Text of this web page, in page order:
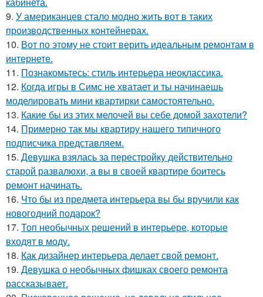
9. У американцев стало модно жить вот в таких
производственных контейнерах.
10. Вот по этому не стоит верить идеальным ремонтам в
интернете.
11. Познакомьтесь: стиль интерьера неоклассика.
12. Когда игры в Симс не хватает и ты начинаешь
моделировать мини квартирки самостоятельно.
13. Какие бы из этих мелочей вы себе домой захотели?
14. Примерно так мы квартиру нашего типичного
подписчика представляем.
15. Девушка взялась за перестройку действительно
старой развалюхи, а вы в своей квартире боитесь
ремонт начинать.
16. Что бы из предмета интерьера вы бы вручили как
новогодний подарок?
17. Топ необычных решений в интерьере, которые
входят в моду.
18. Как дизайнер интерьера делает свой ремонт.
19. Девушка о необычных фишках своего ремонта
рассказывает.